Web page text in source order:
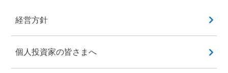
経営方針
個人投資家の皆さまへ